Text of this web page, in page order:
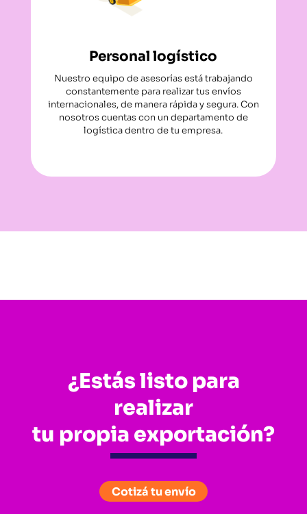
Personal logístico
Nuestro equipo de asesorías está trabajando
constantemente para realizar tus envíos
internacionales, de manera rápida y segura. Con
nosotros cuentas con un departamento de
logística dentro de tu empresa.
¿Estás listo para
realizar
tu propia exportación?
Cotizá tu envío